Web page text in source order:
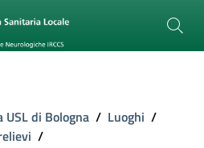
di Bologna / Luoghi /
/